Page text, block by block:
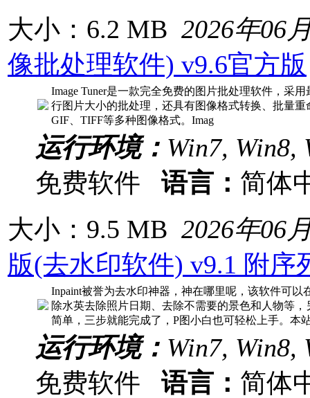
大小：6.2 MB 2026年06
像批处理软件) v9.6官方版
Image Tuner是一款完全免费的图片批处理软件，采
行图片大小的批处理，还具有图像格式转换、批量
GIF、TIFF等多种图像格式。Imag
运行环境： Win7, Win8,
免费软件 语言： 简体
大小：9.5 MB 2026年06
版(去水印软件) v9.1 附序
Inpaint被誉为去水印神器，神在哪里呢，该软件可
除水英去除照片日期、去除不需要的景色和人物等
简单，三步就能完成了，P图小白也可轻松上手。本
运行环境： Win7, Win8,
免费软件 语言： 简体